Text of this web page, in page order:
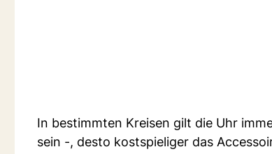
In bestimmten Kreisen gilt die Uhr
sein -, desto kostspieliger das